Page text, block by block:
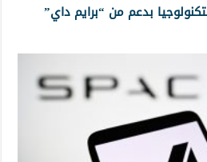
بدعم من “برايم داي”